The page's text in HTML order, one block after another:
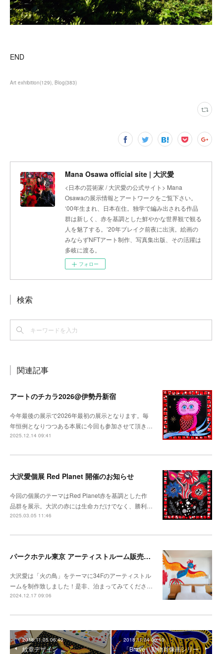
END
Art exhibition(129) Blog(383)
Mana Osawa official site | 大沢愛
<日本の芸術家 / 大沢愛の公式サイト> Mana
Osawaの展示情報とアートワークをご覧下さい。
‘00年生まれ、日本在住。独学で編み出される作品
群は新しく、赤を基調とした鮮やかな世界観で観る
人を魅了する。’20年ブレイク前夜に出演。絵画の
みならずNFTアート制作、写真集出版、その活躍は
多岐に渡る。
フォロー
検索
関連記事
アートのチカラ2026@伊勢丹新宿
今年最後の展示で2026年最初の展示となります。毎
年恒例となりつつある本展に今回も参加させて頂き…
2025.12.14 09:41
大沢愛個展 Red Planet 開催のお知らせ
今回の個展のテーマはRed Planet赤を基調とした作
品群を展示。大沢の赤には生命カだけでなく、勝利…
2025.03.05 11:46
パークホテル東京 アーティストルーム販売開始
大沢愛は「火の鳥」をテーマに34Fのアーティストル
ームを制作致しました！是非、泊まってみてくださ…
2024.12.17 09:06
2018.11.05 06:40
紋章デザイン
2018.11.04 00:10
「Brave」動物肖像画シリー